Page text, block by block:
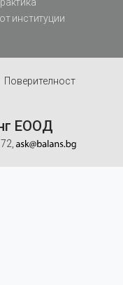
институции
Поверителност
ЕООД